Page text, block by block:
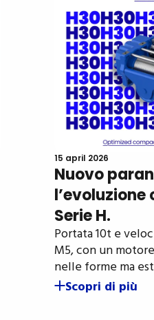
15 april 2026
Nuovo
Serie H.
Portata 10t e
M5, con un
nelle forme ma
Scopri di più